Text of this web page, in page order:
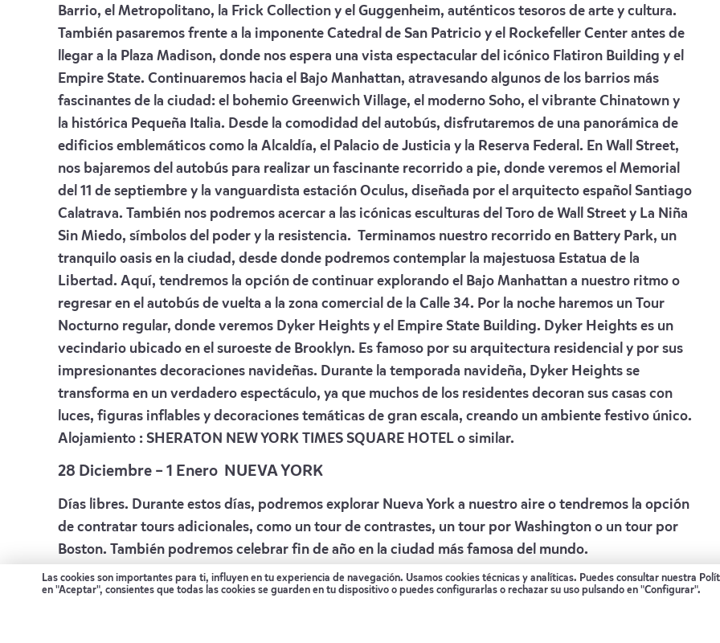
Barrio, el Metropolitano, la Frick Collection y el Guggenheim, auténticos tesoros de arte y cultura.
También pasaremos frente a la imponente Catedral de San Patricio y el Rockefeller Center antes de
llegar a la Plaza Madison, donde nos espera una vista espectacular del icónico Flatiron Building y el
Empire State. Continuaremos hacia el Bajo Manhattan, atravesando algunos de los barrios más
fascinantes de la ciudad: el bohemio Greenwich Village, el moderno Soho, el vibrante Chinatown y
la histórica Pequeña Italia. Desde la comodidad del autobús, disfrutaremos de una panorámica de
edificios emblemáticos como la Alcaldía, el Palacio de Justicia y la Reserva Federal. En Wall Street,
nos bajaremos del autobús para realizar un fascinante recorrido a pie, donde veremos el Memorial
del 11 de septiembre y la vanguardista estación Oculus, diseñada por el arquitecto español Santiago
Calatrava. También nos podremos acercar a las icónicas esculturas del Toro de Wall Street y La Niña
Sin Miedo, símbolos del poder y la resistencia. Terminamos nuestro recorrido en Battery Park, un
tranquilo oasis en la ciudad, desde donde podremos contemplar la majestuosa Estatua de la
Libertad. Aquí, tendremos la opción de continuar explorando el Bajo Manhattan a nuestro ritmo o
regresar en el autobús de vuelta a la zona comercial de la Calle 34. Por la noche haremos un Tour
Nocturno regular, donde veremos Dyker Heights y el Empire State Building. Dyker Heights es un
vecindario ubicado en el suroeste de Brooklyn. Es famoso por su arquitectura residencial y por sus
impresionantes decoraciones navideñas. Durante la temporada navideña, Dyker Heights se
transforma en un verdadero espectáculo, ya que muchos de los residentes decoran sus casas con
luces, figuras inflables y decoraciones temáticas de gran escala, creando un ambiente festivo único.
Alojamiento : SHERATON NEW YORK TIMES SQUARE HOTEL o similar.
28 Diciembre – 1 Enero NUEVA YORK
Días libres. Durante estos días, podremos explorar Nueva York a nuestro aire o tendremos la opción
de contratar tours adicionales, como un tour de contrastes, un tour por Washington o un tour por
Boston. También podremos celebrar fin de año en la ciudad más famosa del mundo.
Alojamiento :SHERATON NEW YORK TIMES SQUARE HOTELo similar.
Las cookies son importantes para ti, influyen en tu experiencia de navegación. Usamos cookies técnicas y analíticas. Puedes consultar nuestra
en "Aceptar", consientes que todas las cookies se guarden en tu dispositivo o puedes configurarlas o rechazar su uso pulsando en "Configurar".